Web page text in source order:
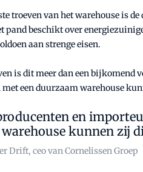
troeven van het warehouse is
pand beschikt over
aan strenge eisen.
is dit meer dan een bijkomend
met een duurzaam warehouse
en
kunnen zij
Drift, ceo van Cornelissen Groep